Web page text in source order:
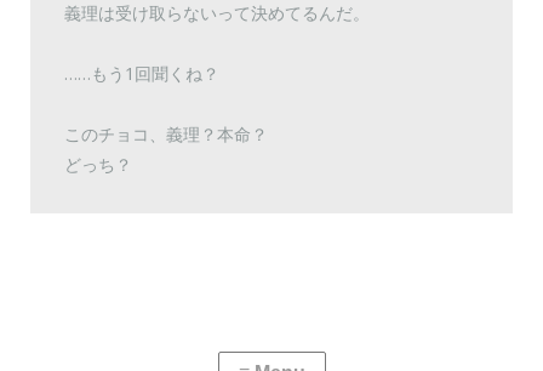
義理は受け取らないって決めてるんだ。
……もう1回聞くね？
このチョコ、義理？本命？
どっち？